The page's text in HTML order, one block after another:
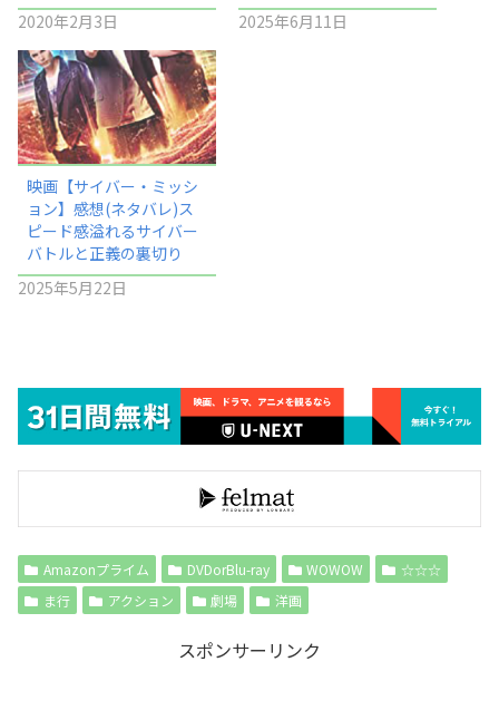
2020年2月3日
2025年6月11日
映画【サイバー・ミッシ
ョン】感想(ネタバレ)ス
ピード感溢れるサイバー
バトルと正義の裏切り
2025年5月22日
Amazonプライム DVDorBlu-ray WOWOW
☆☆☆
ま行
アクション 劇場 洋画
スポンサーリンク